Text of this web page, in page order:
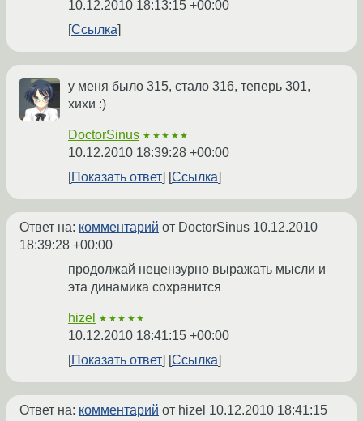
10.12.2010 18:13:15 +00:00
Ссылка
у меня было 315, стало 316, теперь 301,
хихи :)
DoctorSinus ★★★★★
10.12.2010 18:39:28 +00:00
Показать ответ
Ссылка
Ответ на: комментарий от DoctorSinus 10.12.2010
18:39:28 +00:00
продолжай нецензурно выражать мысли и
эта динамика сохранится
hizel ★★★★★
10.12.2010 18:41:15 +00:00
Показать ответ
Ссылка
Ответ на: комментарий от hizel 10.12.2010 18:41:15